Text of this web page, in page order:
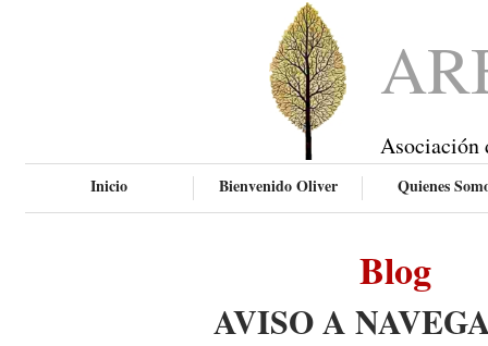
Asociación
Inicio Bienvenido Oliver Quienes
Blog
AVISO A